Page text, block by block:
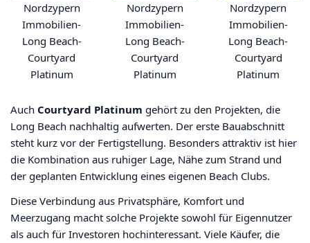
Nordzypern
Immobilien-
Long Beach-
Courtyard
Platinum
Nordzypern
Immobilien-
Long Beach-
Courtyard
Platinum
Nordzypern
Immobilien-
Long Beach-
Courtyard
Platinum
Auch Courtyard Platinum gehört zu den Projekten, die
Long Beach nachhaltig aufwerten. Der erste Bauabschnitt
steht kurz vor der Fertigstellung. Besonders attraktiv ist hier
die Kombination aus ruhiger Lage, Nähe zum Strand und
der geplanten Entwicklung eines eigenen Beach Clubs.
Diese Verbindung aus Privatsphäre, Komfort und
Meerzugang macht solche Projekte sowohl für Eigennutzer
als auch für Investoren hochinteressant. Viele Käufer, die